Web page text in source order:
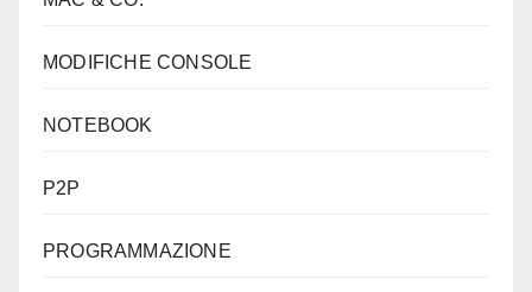
MODIFICHE CONSOLE
NOTEBOOK
P2P
PROGRAMMAZIONE